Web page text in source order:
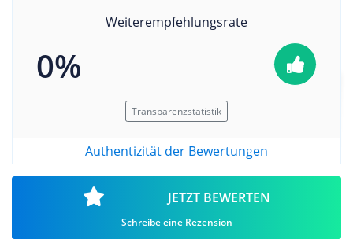
Weiterempfehlungsrate
0%
Transparenzstatistik
Authentizität der Bewertungen
JETZT BEWERTEN
Schreibe eine Rezension